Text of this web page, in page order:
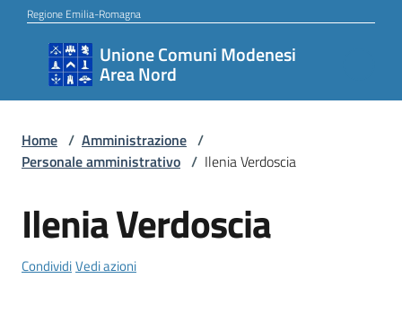
Vai al contenuto
Vai alla navigazione
Vai al footer
Regione Emilia-Romagna
Unione Comuni Modenesi
Area Nord
Unione
Comuni
Area
Nord
Home / Amministrazione /
Personale amministrativo / Ilenia Verdoscia
Salta al contenuto
Ilenia Verdoscia
CondividiVedi azioni